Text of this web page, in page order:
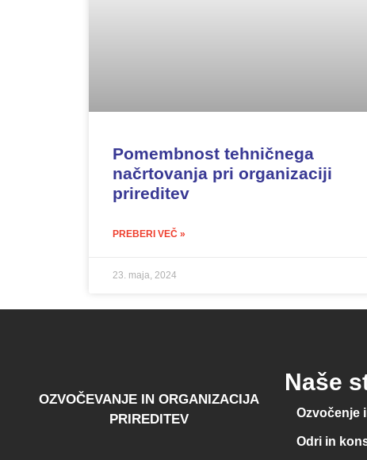
Pomembnost tehničnega
načrtovanja pri organizaciji
prireditev
PREBERI VEČ »
23. maja, 2024
OZVOČEVANJE IN ORGANIZACIJA
PRIREDITEV
Naše
Ozvočenje
Odri in